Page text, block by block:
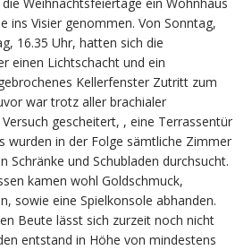
ins Visier genommen. Von Sonntag,
16.35 Uhr, hatten sich die
einen Lichtschacht und ein
Kellerfenster Zutritt zum
war trotz aller brachialer
gescheitert, , eine Terrassentür
wurden in der Folge sämtliche Zimmer
Schränke und Schubladen durchsucht.
kamen wohl Goldschmuck,
sowie eine Spielkonsole abhanden.
Beute lässt sich zurzeit noch nicht
entstand in Höhe von mindestens